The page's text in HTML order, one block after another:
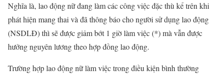
Nghĩa là, lao động nữ đang làm các công việc đặc thù kể trên khi
phát hiện mang thai và đã thông báo cho người sử dụng lao động
(NSDLĐ) thì sẽ được giảm bớt 1 giờ làm việc (*) mà vẫn được
hưởng nguyên lương theo hợp đồng lao động.
Trường hợp lao động nữ làm việc trong điều kiện bình thường